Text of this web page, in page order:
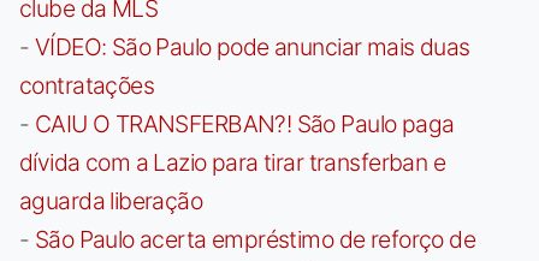
clube da MLS
- VÍDEO: São Paulo pode anunciar mais duas
contratações
- CAIU O TRANSFERBAN?! São Paulo paga
dívida com a Lazio para tirar transferban e
aguarda liberação
- São Paulo acerta empréstimo de reforço de